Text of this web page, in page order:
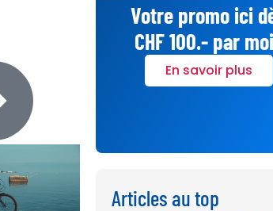
Votre promo ici
CHF 100.- par
En savoir plus
Articles au top